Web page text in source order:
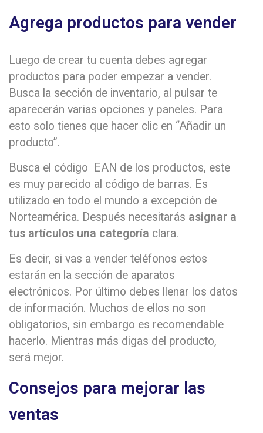
Agrega productos para vender
Luego de crear tu cuenta debes agregar
productos para poder empezar a vender.
Busca la sección de inventario, al pulsar te
aparecerán varias opciones y paneles. Para
esto solo tienes que hacer clic en “Añadir un
producto”.
Busca el código EAN de los productos, este
es muy parecido al código de barras. Es
utilizado en todo el mundo a excepción de
Norteamérica. Después necesitarás asignar a
tus artículos una categoría clara.
Es decir, si vas a vender teléfonos estos
estarán en la sección de aparatos
electrónicos. Por último debes llenar los datos
de información. Muchos de ellos no son
obligatorios, sin embargo es recomendable
hacerlo. Mientras más digas del producto,
será mejor.
Consejos para mejorar las
ventas